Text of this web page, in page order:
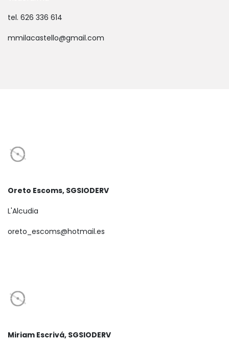
tel. 626 336 614
mmilacastello@gmail.com
Oreto Escoms, SGSIODERV
L'Alcudia
oreto_escoms@hotmail.es
Miriam Escrivá, SGSIODERV